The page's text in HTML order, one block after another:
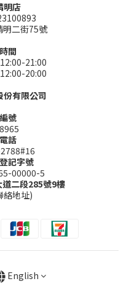
明店
明二街75號
間
21:00
20:00
份有限公司
號
話
記字號
00000-5
二段285號9樓
絡地址)
English